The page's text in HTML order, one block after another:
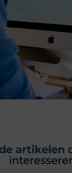
artikelen